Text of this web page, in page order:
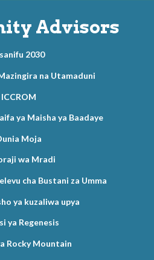
Advisors
2030
na Utamaduni
ICCROM
ya Maisha ya Baadaye
Moja
wa Mradi
cha Bustani za Umma
ya kuzaliwa upya
ya Regenesis
Rocky Mountain